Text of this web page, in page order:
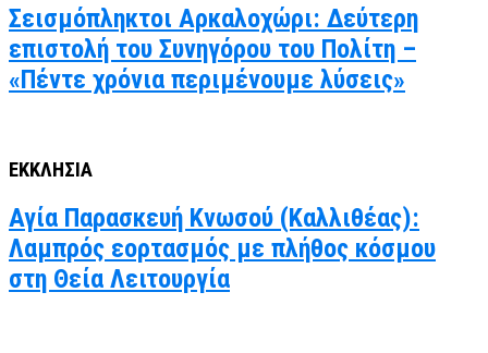
Σεισμόπληκτοι Αρκαλοχώρι: Δεύτερη
επιστολή του Συνηγόρου του Πολίτη –
«Πέντε χρόνια περιμένουμε λύσεις»
ΕΚΚΛΗΣΙΑ
Αγία Παρασκευή Κνωσού (Καλλιθέας):
Λαμπρός εορτασμός με πλήθος κόσμου
στη Θεία Λειτουργία